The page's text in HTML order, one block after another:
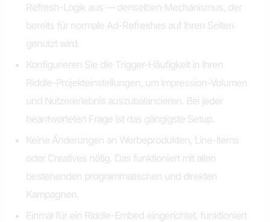
Refresh-Logik aus — denselben Mechanismus, der
bereits für normale Ad-Refreshes auf Ihren Seiten
genutzt wird.
Konfigurieren Sie die Trigger-Häufigkeit in Ihren
Riddle-Projekteinstellungen, um Impression-Volumen
und Nutzererlebnis auszubalancieren. Bei jeder
beantworteten Frage ist das gängigste Setup.
Keine Änderungen an Werbeprodukten, Line-Items
oder Creatives nötig. Das funktioniert mit allen
bestehenden programmatischen und direkten
Kampagnen.
Einmal für ein Riddle-Embed eingerichtet, funktioniert